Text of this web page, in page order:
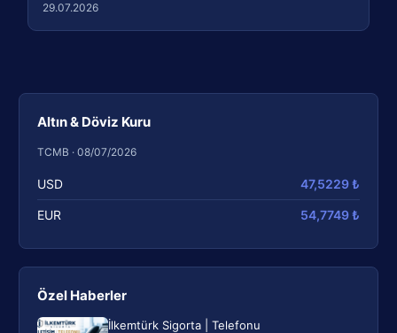
Altın & Döviz Kuru
TCMB · 08/07/2026
USD 47,5229 ₺
EUR 54,7749 ₺
Özel Haberler
İlkemtürk Sigorta | Telefonu
29.07.2026